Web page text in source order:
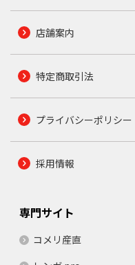
店舗案内
特定商取引法
プライバシーポリシー
採用情報
専門サイト
コメリ産直